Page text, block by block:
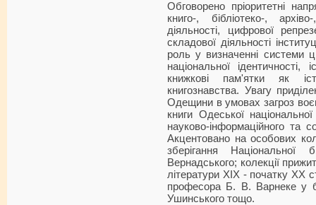
Обговорено пріоритетні
книго-, бібліотеко-,
діяльності, цифрової
складової діяльності
роль у визначенні системи
національної ідентичності,
книжкові пам'ятки як
книгознавства. Увагу
Одещини в умовах загроз
книги Одеської
науково-інформаційного та
Акцентовано на особових
зберігання Національної
Вернадського; колекції
літератури XIX - початку XX
професора Б. В. Варнеке у
Ушинського тощо.